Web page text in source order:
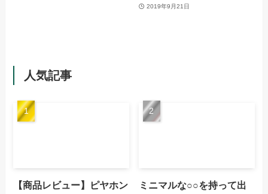
2019年9月21日
人気記事
【商品レビュー】ピヤホン
ミニマルな○○を持って出